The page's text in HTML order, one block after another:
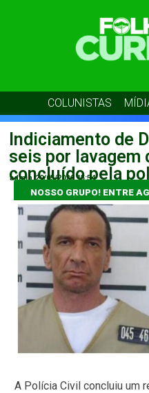
COLUNISTAS
Indiciamento de
seis por lavagem
concluído pela
admin 29/05/2026 15:54
NOSSO GRUPO! ENTRE
A Polícia Civil concluiu um